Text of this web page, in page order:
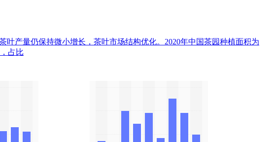
产量仍保持微小增长，茶叶市场结构优化。2020年中国茶园种植面积为
占比